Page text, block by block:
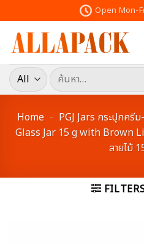
to
content
Open Mon-
ค้นหา:
Home - PGJ Jars กระปุกครี
Glass Jar 15 g with Brown
ลายไม้